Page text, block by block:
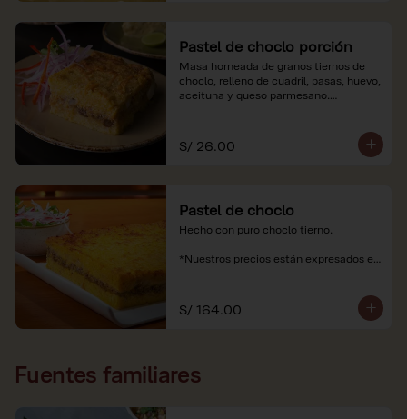
Pastel de choclo porción
Masa horneada de granos tiernos de
choclo, relleno de cuadril, pasas, huevo,
aceituna y queso parmesano.
soles e incluyen impuestos de ley y
recargo al consumo.
S/ 26.00
Pastel de choclo
Hecho con puro choclo tierno.
*Nuestros precios están expresados en
S/ 164.00
Fuentes familiares